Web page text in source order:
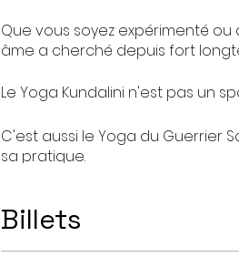
Que vous soyez expérimenté
âme a cherché depuis fort
Le Yoga Kundalini n'est pas un
C'est aussi le Yoga du Guerrier
sa pratique.
traversé les âges et bien des
Billets